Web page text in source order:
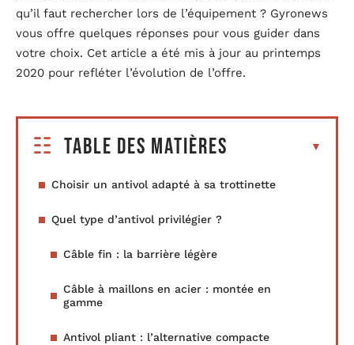
qu’il faut rechercher lors de l’équipement ? Gyronews
vous offre quelques réponses pour vous guider dans
votre choix. Cet article a été mis à jour au printemps
2020 pour refléter l’évolution de l’offre.
Table des matières
Choisir un antivol adapté à sa trottinette
Quel type d’antivol privilégier ?
Câble fin : la barrière légère
Câble à maillons en acier : montée en
gamme
Antivol pliant : l’alternative compacte